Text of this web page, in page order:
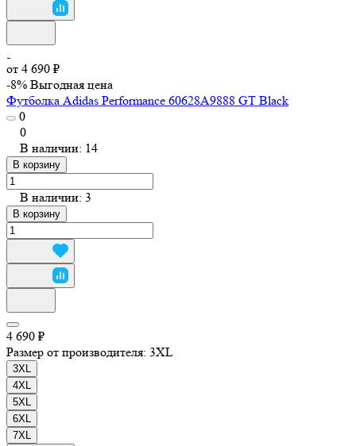
от 4 690 ₽
-8% Выгодная цена
Футболка Adidas Performance 60628A9888 GT Black
0
0
В наличии: 14
В корзину
В наличии: 3
В корзину
4 690 ₽
Размер от производителя: 3XL
3XL
4XL
5XL
6XL
7XL